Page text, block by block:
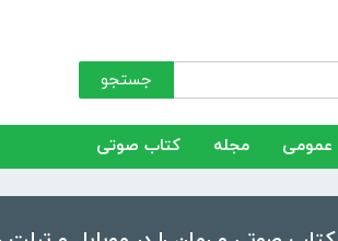
جستجو
عمومی مجله کتاب صوتی